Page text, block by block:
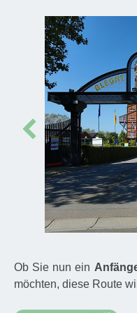
Prev
Ob Sie nun ein
möchten, diese Route